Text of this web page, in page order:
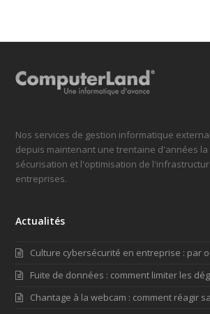
Nos services de gestion informatique
depuis maintenant une trentaine d'années la
sécurisation et l'optimisation de
entreprises.
Actualités
Culture cybersécurité en entreprise : par
Fuite de données : comment limiter les
Chantage à la webcam : comment réagir